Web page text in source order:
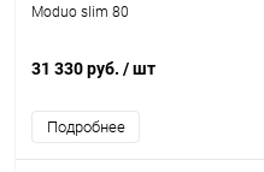
Moduo slim 80
31 330 руб. / шт
Подробнее